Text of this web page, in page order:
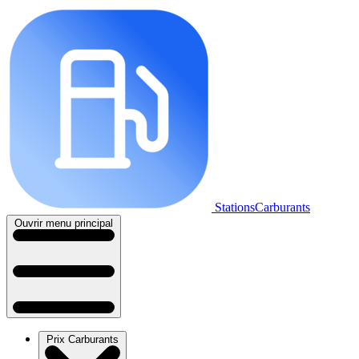
StationsCarburants
Ouvrir menu principal
Prix Carburants